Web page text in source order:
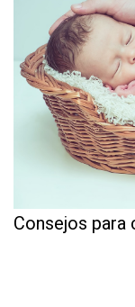
Consejos para